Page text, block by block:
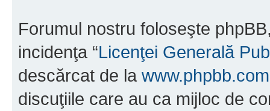
Forumul nostru foloseşte
incidenţa “Licenţei Generală
descărcat de la www.phpbb.com
discuţiile care au ca mijloc de